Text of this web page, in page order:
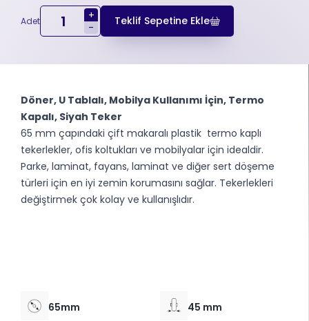
Adet
+
-
Teklif Sepetine Ekle
Döner, U Tablalı, Mobilya Kullanımı İçin, Termo
Kapalı, Siyah Teker
65 mm çapındaki çift makaralı plastik termo kaplı
tekerlekler, ofis koltukları ve mobilyalar için idealdir.
Parke, laminat, fayans, laminat ve diğer sert döşeme
türleri için en iyi zemin korumasını sağlar. Tekerlekleri
değiştirmek çok kolay ve kullanışlıdır.
65mm 45 mm